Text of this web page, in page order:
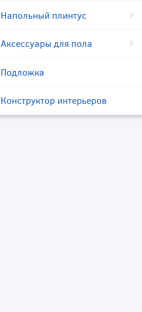
Напольный плинтус
Аксессуары для пола
Подложка
Конструктор интерьеров